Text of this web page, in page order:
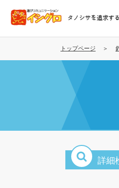
コ
テ
タノシサを追求す
トップページ
詳細